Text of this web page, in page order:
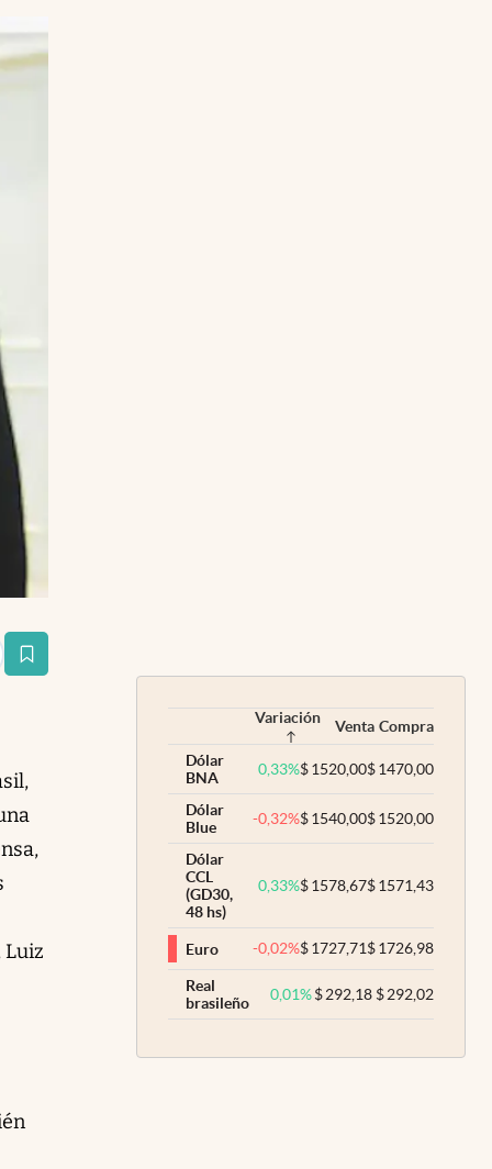
Luiz
Variación Venta Compra
Dólar
BNA
0,33%$1520,00$1470,00
Dólar
Blue
-0,32%$1540,00$1520,00
Dólar
CCL
(GD30,
48 hs)
0,33%$1578,67$1571,43
Euro -0,02%$1727,71$1726,98
Real
brasileño
0,01% $292,18 $292,02